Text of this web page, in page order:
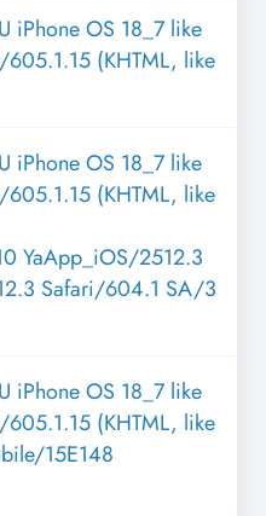
iPhone OS 18_7 like
(KHTML, like
iPhone OS 18_7 like
(KHTML, like
YaApp_iOS/2512.3
Safari/604.1 SA/3
iPhone OS 18_7 like
(KHTML, like
15E148